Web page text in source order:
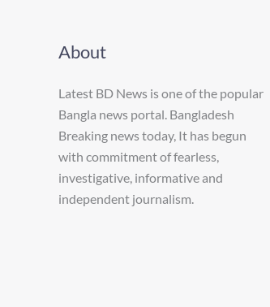
About
Latest BD News is one of the popular
Bangla news portal. Bangladesh
Breaking news today, It has begun
with commitment of fearless,
investigative, informative and
independent journalism.